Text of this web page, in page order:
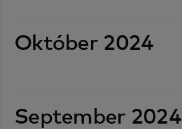
Október 2024
September 2024